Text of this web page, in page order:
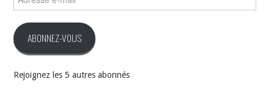
e-
ABONNEZ-VOUS
Rejoignez les 5 autres abonnés